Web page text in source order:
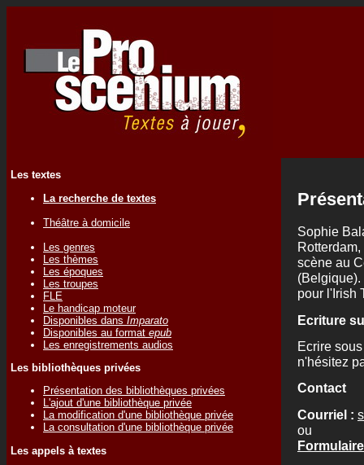
Les textes
La recherche de textes
Théâtre à domicile
Les genres
Les thèmes
Les époques
Les troupes
FLE
Le handicap moteur
Disponibles dans Imparato
Disponibles au format epub
Les enregistrements audios
Les bibliothèques privées
Présentation des bibliothèques privées
L'ajout d'une bibliothèque privée
La modification d'une bibliothèque privée
La consultation d'une bibliothèque privée
Les appels à textes
Sophie
scène au
pour l'Irish
Ecriture
Ecrire
n'hésitez
Contact
Courriel :
ou